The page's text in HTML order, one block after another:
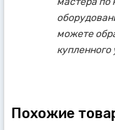
можете
купленного
Похожие